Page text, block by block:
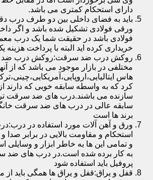
دارای استحکام کمتری می باشد.
باید به فضای داخلی بین دو طرف درب
ورقی فولادی تشکیل شده باشد و اگر
فولادی باشد در حقیقت شما یک درب
خریداری کرده اید البته با پرداخت
روکش درب ضد سرقت:روکش درب ضد
مختلفی در بازار موجود می باشد که از
هاس
کرد که به واسطه سابقه خوبی که دارند
سازنده می باشند.درب های ضد سرقت
سابقه عالی در درب های ضد سرقت
برند ها است
ورق و آهن آلات مورد استفاده در
استحکام و مقاومت بالایی در برابر صدا
و تمامی این ها به خاطر ابزار و
به کار برده شده است.در درب های ضد
پروفیل باید استفاده شود
قفل و یراق:قفل و یراق ها همگی باید از